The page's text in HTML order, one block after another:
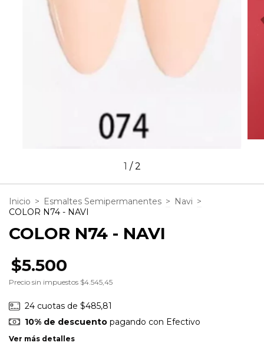
1 /2
Inicio > Esmaltes Semipermanentes > Navi >
COLOR N74 - NAVI
COLOR N74 - NAVI
$5.500
Precio sin impuestos $4.545,45
24 cuotas de $485,81
10% de descuentopagando con Efectivo
Ver más detalles